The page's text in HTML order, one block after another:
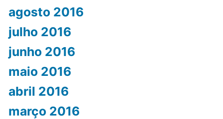
agosto 2016
julho 2016
junho 2016
maio 2016
abril 2016
março 2016